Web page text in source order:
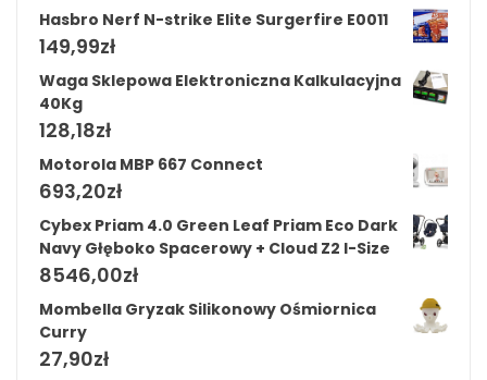
Hasbro Nerf N-strike Elite Surgerfire E0011
149,99zł
Waga Sklepowa Elektroniczna Kalkulacyjna
40Kg
128,18zł
Motorola MBP 667 Connect
693,20zł
Cybex Priam 4.0 Green Leaf Priam Eco Dark
Navy Głęboko Spacerowy + Cloud Z2 I-Size
8546,00zł
Mombella Gryzak Silikonowy Ośmiornica
Curry
27,90zł